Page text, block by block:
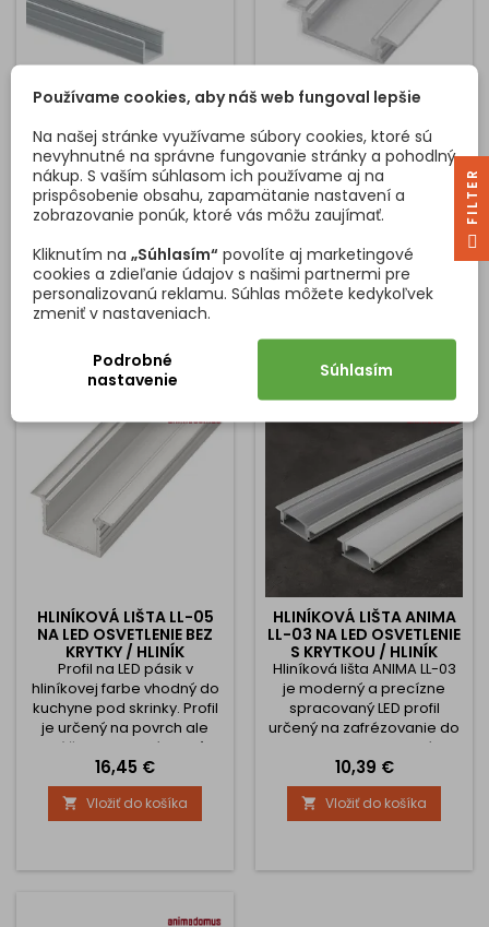
LYNX W / HLINÍK
Profilové sady určené na
vytvorenie integrovaných
svietidiel v nábytku s LED
pásikmi Lynx. Je to najlepšie
riešenie pre jednoduchú
inštaláciu osvetlenia s
hliníkovými profilmi. Skladá
sa z plochého difúzneho
profilu a hliníkového profilu
nábytku. Majú matný elox a
čiernu povrchovú úpravu s
vlastnosťou...
Cena
22,10 €/setZákladná
cena
29,47 €
 Vložiť do košíka
NA LED OSVETLENIE BEZ
KRYTKY / HLINÍK
Profil na LED pásik v
hliníkovej farbe vhodný do
kuchyne pod skrinky. Profil
je určený na zafrézovanie.
Cena
14,58 €
 Vložiť do košíka
HLINÍKOVÁ LIŠTA LL-05
NA LED OSVETLENIE BEZ
KRYTKY / HLINÍK
Profil na LED pásik v
hliníkovej farbe vhodný do
kuchyne pod skrinky. Profil
je určený na povrch ale
môže sa aj zafrézovať.
Cena
16,45 €
 Vložiť do košíka
HLINÍKOVÁ LIŠTA ANIMA
LL-03 NA LED OSVETLENIE
S KRYTKOU / HLINÍK
Hliníková lišta ANIMA LL-03
je moderný a precízne
spracovaný LED profil
určený na zafrézovanie do
drevotriesky alebo iného
materiálu. Vďaka hĺbke
zapustenia 5 mm a šírke
drážky 16 mm pôsobí
elegantne a minimalisticky
nenápadné, ale efektívne
Cena
10,39 €
 Vložiť do košíka
Používame cookies, aby náš web fungoval lepšie
Na našej stránke využívame súbory cookies, ktoré sú
nevyhnutné na správne fungovanie stránky a pohodlný
nákup. S vaším súhlasom ich používame aj na
prispôsobenie obsahu, zapamätanie nastavení a
zobrazovanie ponúk, ktoré vás môžu zaujímať.
Kliknutím na „Súhlasím“ povolíte aj marketingové
cookies a zdieľanie údajov s našimi partnermi pre
personalizovanú reklamu. Súhlas môžete kedykoľvek
zmeniť v nastaveniach.
Podrobné
nastavenie
Súhlasím
R